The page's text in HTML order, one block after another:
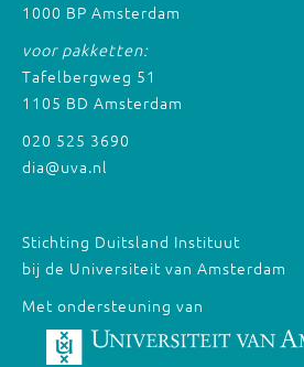
1000 BP Amsterdam
voor pakketten:
Tafelbergweg 51
1105 BD Amsterdam
020 525 3690
dia@uva.nl
Stichting Duitsland Instituut
bij de Universiteit van Amsterdam
Met ondersteuning van